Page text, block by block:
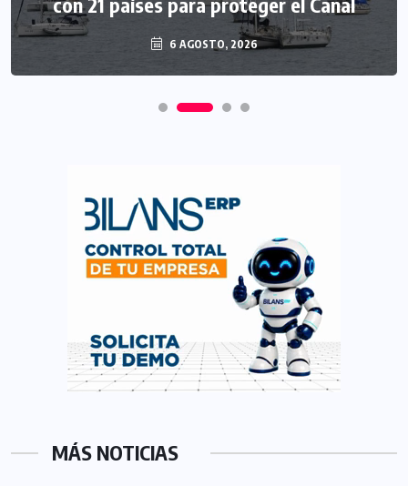
6 AGOSTO, 2026
MÁS NOTICIAS